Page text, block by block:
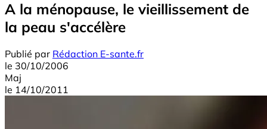
A la ménopause, le vieillissement de
la peau s'accélère
Publié par Rédaction E-sante.fr
le 30/10/2006
Maj
le 14/10/2011